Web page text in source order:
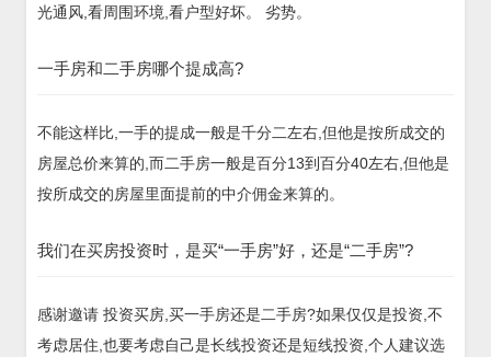
光通风,看周围环境,看户型好坏。 劣势。
一手房和二手房哪个提成高?
不能这样比,一手的提成一般是千分二左右,但他是按所成交的
房屋总价来算的,而二手房一般是百分13到百分40左右,但他是
按所成交的房屋里面提前的中介佣金来算的。
我们在买房投资时，是买“一手房”好，还是“二手房”?
感谢邀请 投资买房,买一手房还是二手房?如果仅仅是投资,不
考虑居住,也要考虑自己是长线投资还是短线投资,个人建议选